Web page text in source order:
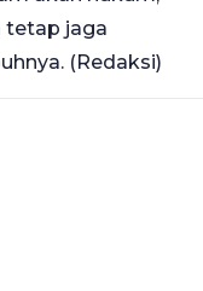
tetap jaga
(Redaksi)